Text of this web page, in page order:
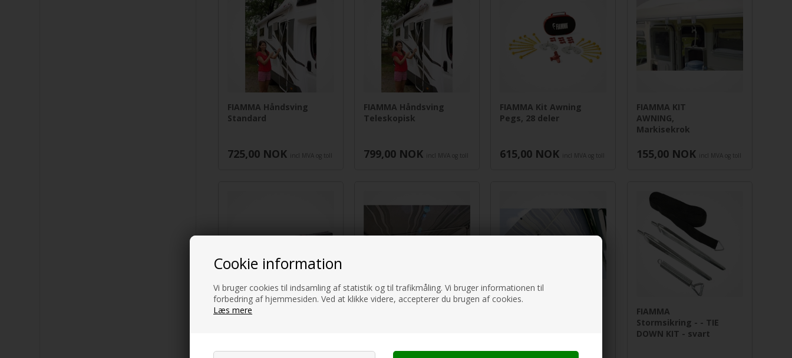
Cookie information
Vi bruger cookies til indsamling af statistik og til trafikmåling. Vi bruger informationen til
forbedring af hjemmesiden. Ved at klikke videre, accepterer du brugen af cookies.
Læs mere
FIAMMA Håndsving
Standard
725,00 NOK incl MVA og toll
FIAMMA Håndsving
Teleskopisk
799,00 NOK incl MVA og toll
FIAMMA Kit Awning
Pegs, 28 deler
615,00 NOK incl MVA og toll
FIAMMA KIT
AWNING,
Markisekrok
155,00 NOK incl MVA og toll
FIAMMA Mega Bag
FIAMMA
Stormsikring - - TIE
DOWN KIT - svart